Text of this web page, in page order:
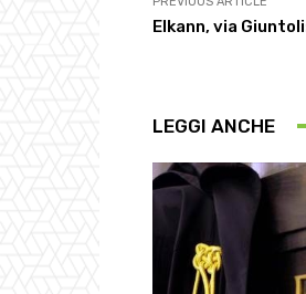
Elkann, via
LEGGI ANCHE